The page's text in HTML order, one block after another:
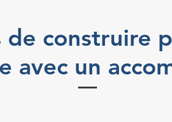
construire
avec un